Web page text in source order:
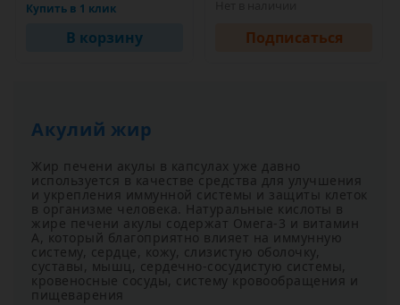
Купить в 1 клик
В корзину Подписаться
Акулий жир
Жир печени акулы в капсулах уже давно
используется в качестве средства для улучшения
и укрепления иммунной системы и защиты клеток
в организме человека. Натуральные кислоты в
жире печени акулы содержат Омега-3 и витамин
А, который благоприятно влияет на иммунную
систему, сердце, кожу, слизистую оболочку,
суставы, мышц, сердечно-сосудистую системы,
кровеносные сосуды, систему кровообращения и
пищеварения